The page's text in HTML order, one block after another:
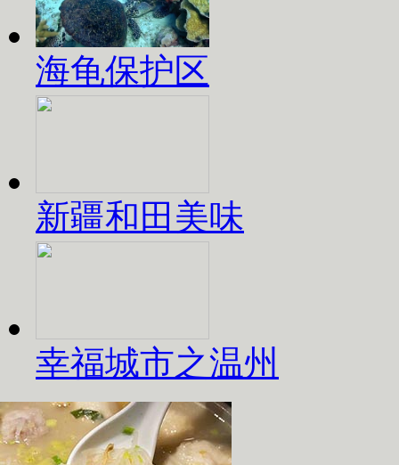
海龟保护区
新疆和田美味
幸福城市之温州